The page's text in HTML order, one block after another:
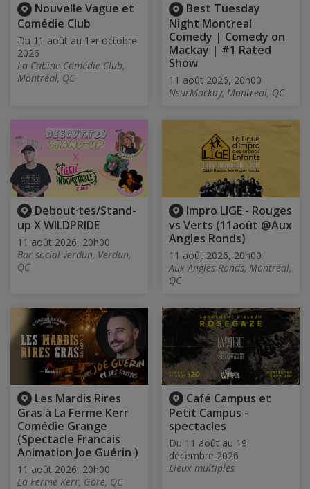
Nouvelle Vague et
Comédie Club
Du 11 août au 1er octobre
2026
La Cabine Comédie Club,
Montréal, QC
Best Tuesday
Night Montreal
Comedy | Comedy on
Mackay | #1 Rated
Show
11 août 2026, 20h00
NsurMackay, Montreal, QC
Debout·tes/Stand-
up X WILDPRIDE
11 août 2026, 20h00
Bar social verdun, Verdun,
QC
Impro LIGE - Rouges
vs Verts (11août @Aux
Angles Ronds)
11 août 2026, 20h00
Aux Angles Ronds, Montréal,
QC
Les Mardis Rires
Gras à La Ferme Kerr
Comédie Grange
(Spectacle Francais
Animation Joe Guérin )
11 août 2026, 20h00
La Ferme Kerr, Gore, QC
Café Campus et
Petit Campus -
spectacles
Du 11 août au 19
décembre 2026
Lieux multiples